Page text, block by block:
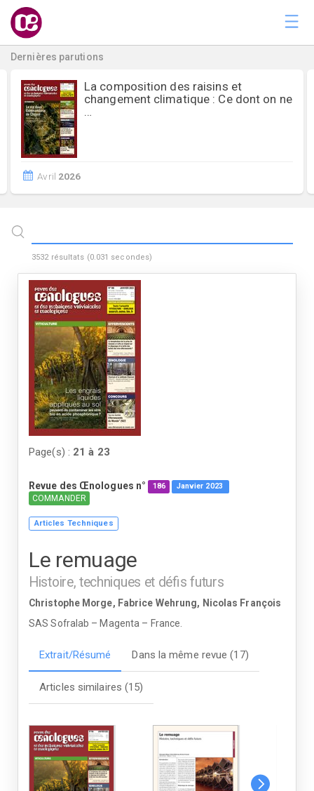
Dernières parutions
La composition des raisins et
changement climatique : Ce dont on ne
…
Avril 2026
3532résultats (0.031 secondes)
Page(s) : 21 à 23
Revue des Œnologues n° 186 Janvier 2023
COMMANDER
Articles Techniques
Le remuage
Histoire, techniques et défis futurs
Christophe Morge, Fabrice Wehrung, Nicolas François
SAS Sofralab – Magenta – France.
Extrait/Résumé Dans la même revue (17)
Articles similaires (15)